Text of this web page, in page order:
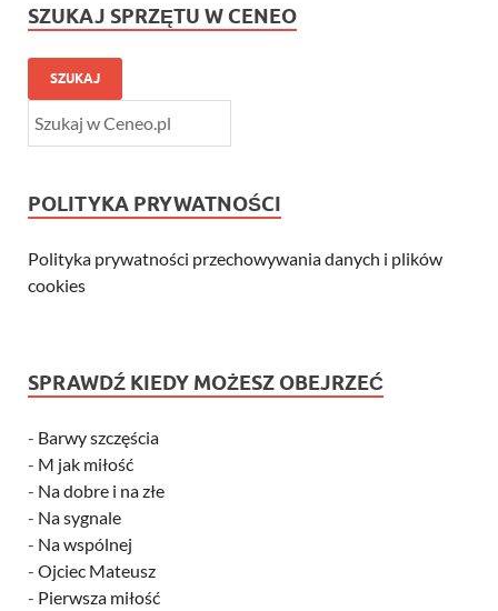
SZUKAJ SPRZĘTU W CENEO
SZUKAJ
POLITYKA PRYWATNOŚCI
Polityka prywatności przechowywania danych i plików
cookies
SPRAWDŹ KIEDY MOŻESZ OBEJRZEĆ
- Barwy szczęścia
- M jak miłość
- Na dobre i na złe
- Na sygnale
- Na wspólnej
- Ojciec Mateusz
- Pierwsza miłość